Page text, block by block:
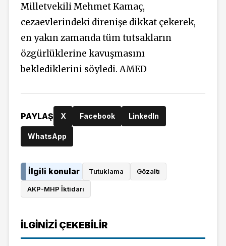
Milletvekili Mehmet Kamaç,
cezaevlerindeki direnişe dikkat çekerek,
en yakın zamanda tüm tutsakların
özgürlüklerine kavuşmasını
beklediklerini söyledi. AMED
PAYLAŞ X Facebook LinkedIn
WhatsApp
İlgili konular Tutuklama Gözaltı
AKP-MHP İktidarı
İLGINIZI ÇEKEBILIR